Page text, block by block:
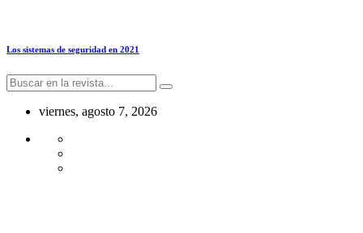
Los sistemas de seguridad en 2021
viernes, agosto 7, 2026